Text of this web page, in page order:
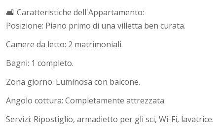
🛋️ Caratteristiche dell'Appartamento:
Posizione: Piano primo di una villetta ben curata.
Camere da letto: 2 matrimoniali.
Bagni: 1 completo.
Zona giorno: Luminosa con balcone.
Angolo cottura: Completamente attrezzata.
Servizi: Ripostiglio, armadietto per gli sci, Wi-Fi, lavatrice.